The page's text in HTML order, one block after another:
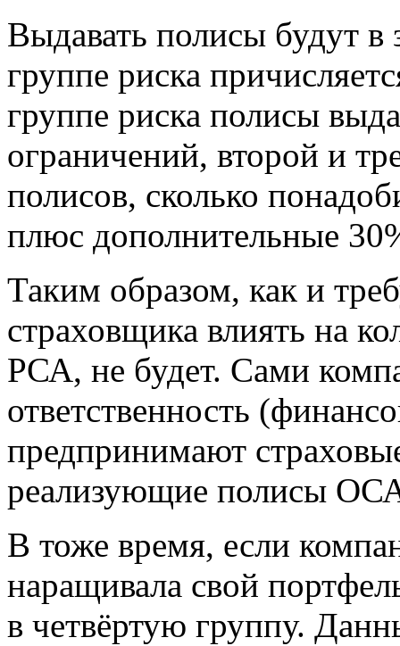
Выдавать полисы будут в
группе риска
группе риска полисы
ограничений, второй и
полисов, сколько
плюс дополнительные
Таким образом, как и
страховщика влиять на
РСА, не будет. Сами
ответственность
предпринимают
реализующие полисы
В тоже время, если
наращивала свой
в четвёртую группу.